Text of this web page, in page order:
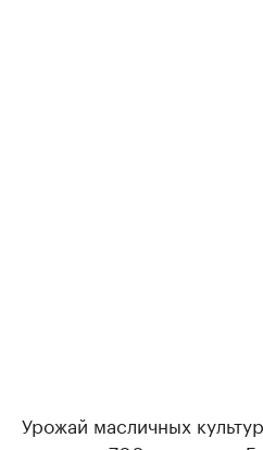
Урожай масличных